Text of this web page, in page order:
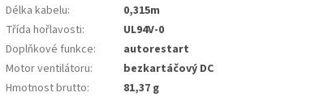
Délka kabelu:
0,315m
Třída hořlavosti:
UL94V-0
Doplňkové funkce:
autorestart
Motor ventilátoru:
bezkartáčový DC
Hmotnost brutto:
81,37 g